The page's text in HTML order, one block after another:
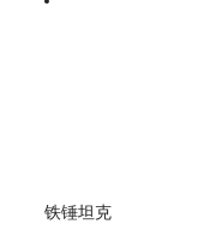
铁锤坦克